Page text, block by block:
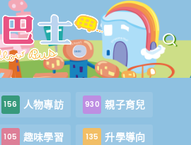
156 人物專訪 930 親子育兒
105 趣味學習 135 升學導向